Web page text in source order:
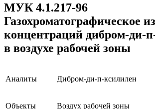
МУК 4.1.217-96
Газохроматографическое
концентраций дибром-ди-
в воздухе рабочей зоны
Аналиты Дибром-ди-п-ксилилен
Объекты Воздух рабочей зоны